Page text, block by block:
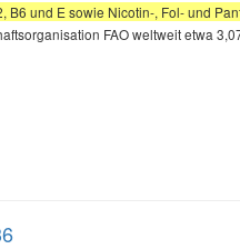
B6 und E sowie Nicotin-, Fol- und
FAO weltweit etwa